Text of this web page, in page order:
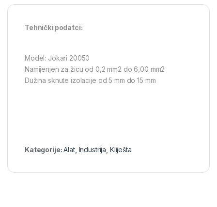
Tehnički podatci:
Model: Jokari 20050
Namijenjen za žicu od 0,2 mm2 do 6,00 mm2
Dužina sknute izolacije od 5 mm do 15 mm
Kategorije:Alat, Industrija Kliješta